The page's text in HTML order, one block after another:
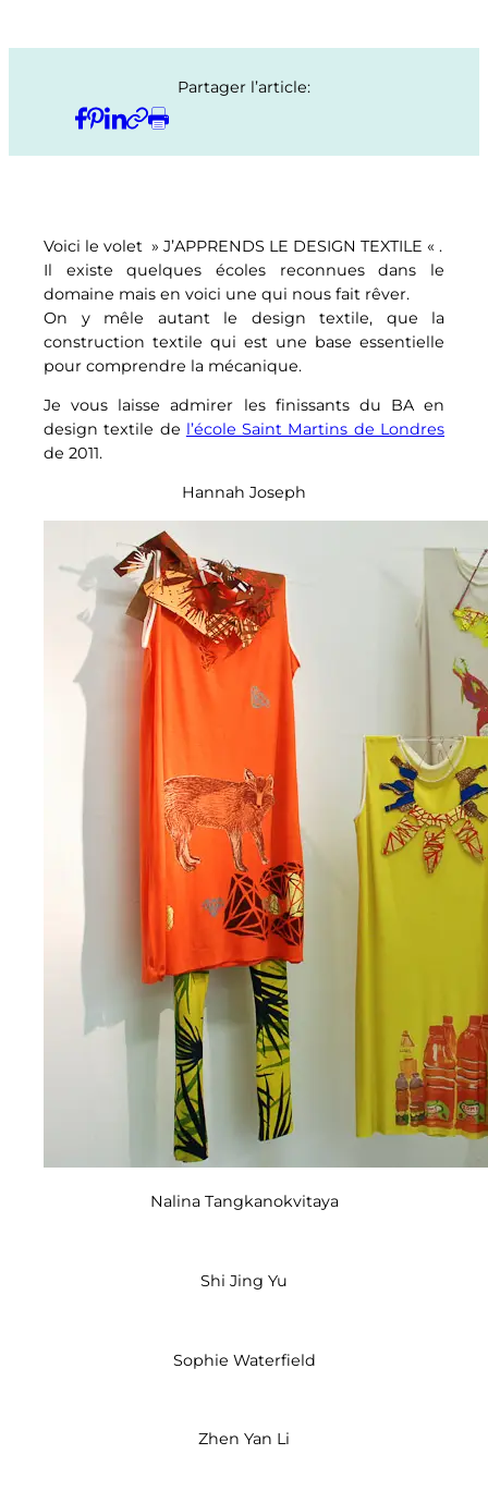
Partager l’article:
Voici le volet » J’APPRENDS LE DESIGN TEXTILE « .
Il existe quelques écoles reconnues dans le
domaine mais en voici une qui nous fait rêver.
On y mêle autant le design textile, que la
construction textile qui est une base essentielle
pour comprendre la mécanique.
Je vous laisse admirer les finissants du BA en
design textile de l’école Saint Martins de Londres
de 2011.
Hannah Joseph
Nalina Tangkanokvitaya
Shi Jing Yu
Sophie Waterfield
Zhen Yan Li